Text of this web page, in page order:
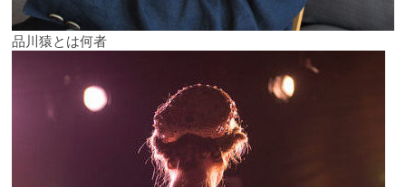
品川猿とは何者